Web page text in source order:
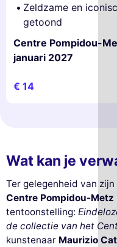
Zeldzame en
getoond
Centre Pompidou-
januari 2027
€ 14
Wat kan je
Ter gelegenheid van
Centre Pompidou-Metz
tentoonstelling:
de collectie van het
kunstenaar Maurizio